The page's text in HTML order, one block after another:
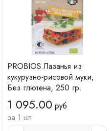
PROBIOS Лазанья из
кукурузно-рисовой муки,
Без глютена, 250 гр.
1 095.00 руб
за 1 шт